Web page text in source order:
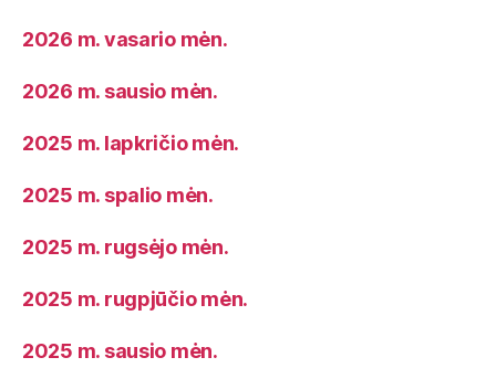
2026 m. vasario mėn.
2026 m. sausio mėn.
2025 m. lapkričio mėn.
2025 m. spalio mėn.
2025 m. rugsėjo mėn.
2025 m. rugpjūčio mėn.
2025 m. sausio mėn.